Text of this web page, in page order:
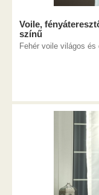
Voile,
színű
Fehér voile világos